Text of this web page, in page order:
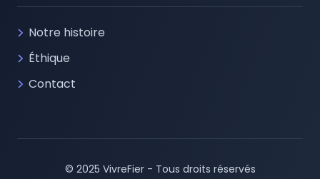
Notre histoire
Éthique
Contact
© 2025 VivreFier - Tous droits réservés